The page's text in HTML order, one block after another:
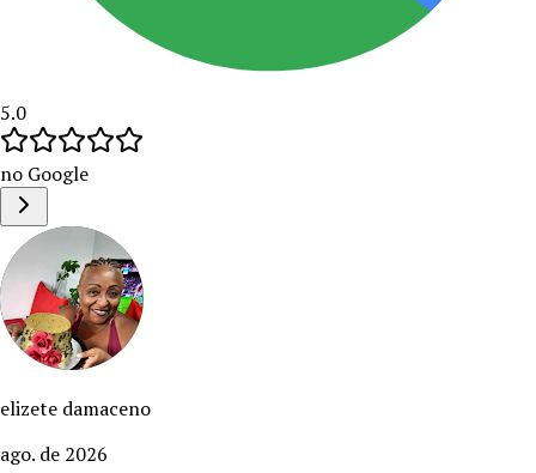
5.0
no Google
elizete damaceno
ago. de 2026